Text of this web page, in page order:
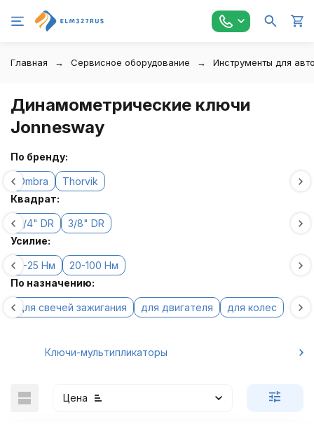
Главная Сервисное оборудование Инструменты для
Динамометрические ключи
Jonnesway
По бренду:
Ombra
Thorvik
Квадрат:
3/4" DR
3/8" DR
Усилие:
5-25 Нм
20-100 Нм
По назначению:
для свечей зажигания для двигателя для колес
Ключи-мультипликаторы
Цена